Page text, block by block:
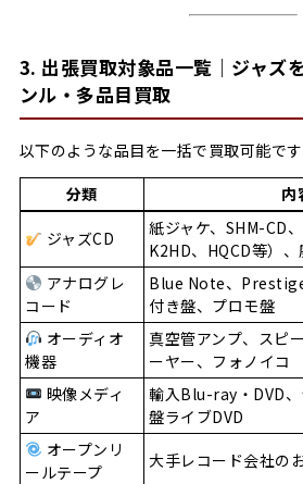
3. 出張買取対象品一覧｜ジャズ
ンル・多品目買取
以下のような品目を一括で買取可能です
分類
内
ジャズCD
紙ジャケ、SHM-CD
K2HD、HQCD等）
アナログレ
コード
Blue Note、
付き盤、プロモ盤
オーディオ
機器
真空管アンプ、スピ
ーヤー、フォノイコ
映像メディ
ア
輸入Blu-ray・DVD
盤ライブDVD
オープンリ
ールテープ
大手レコード会社の